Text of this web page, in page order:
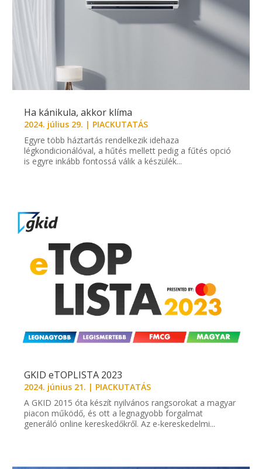
Ha kánikula, akkor klíma
2024. július 29. | PIACKUTATÁS
Egyre több háztartás rendelkezik idehaza
légkondicionálóval, a hűtés mellett pedig a fűtés opció
is egyre inkább fontossá válik a készülék...
GKID eTOPLISTA 2023
2024. június 21. | PIACKUTATÁS
A GKID 2015 óta készít nyilvános rangsorokat a magyar
piacon működő, és ott a legnagyobb forgalmat
generáló online kereskedőkről. Az e-kereskedelmi...